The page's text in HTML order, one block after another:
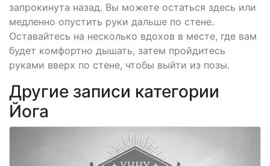
запрокинута назад. Вы можете остаться здесь или
медленно опустить руки дальше по стене.
Оставайтесь на несколько вдохов в месте, где вам
будет комфортно дышать, затем пройдитесь
руками вверх по стене, чтобы выйти из позы.
Другие записи категории
Йога